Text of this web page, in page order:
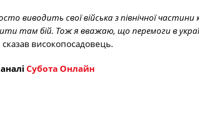
виводить свої війська з північної частини
там бій. Тож я вважаю, що перемоги в
сказав високопосадовець.
Субота Онлайн